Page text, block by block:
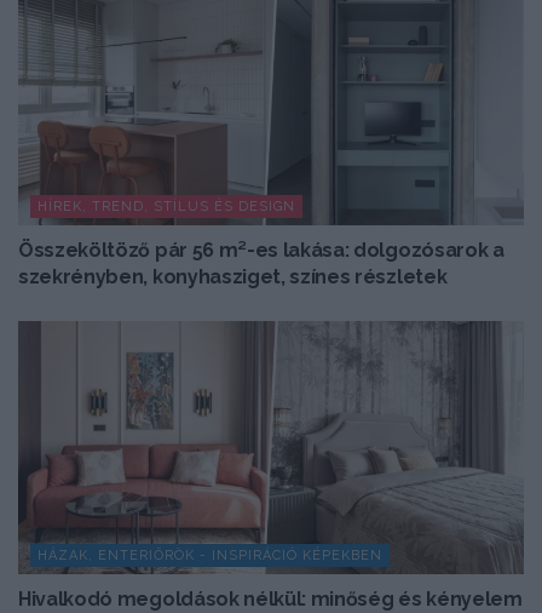
HÍREK, TREND, STÍLUS ÉS DESIGN
Összeköltöző pár 56 m²-es lakása: dolgozósarok a
szekrényben, konyhasziget, színes részletek
HÁZAK, ENTERIŐRÖK - INSPIRÁCIÓ KÉPEKBEN
Hivalkodó megoldások nélkül: minőség és kényelem